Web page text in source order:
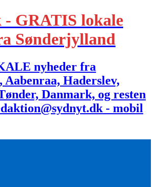
- GRATIS lokale
Sønderjylland
nyheder fra
Aabenraa, Haderslev,
Danmark, og resten
- mobil